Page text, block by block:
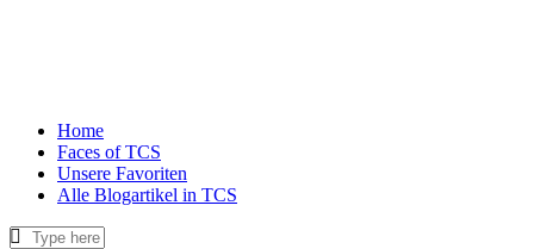
Home
Faces of TCS
Unsere Favoriten
Alle Blogartikel in TCS